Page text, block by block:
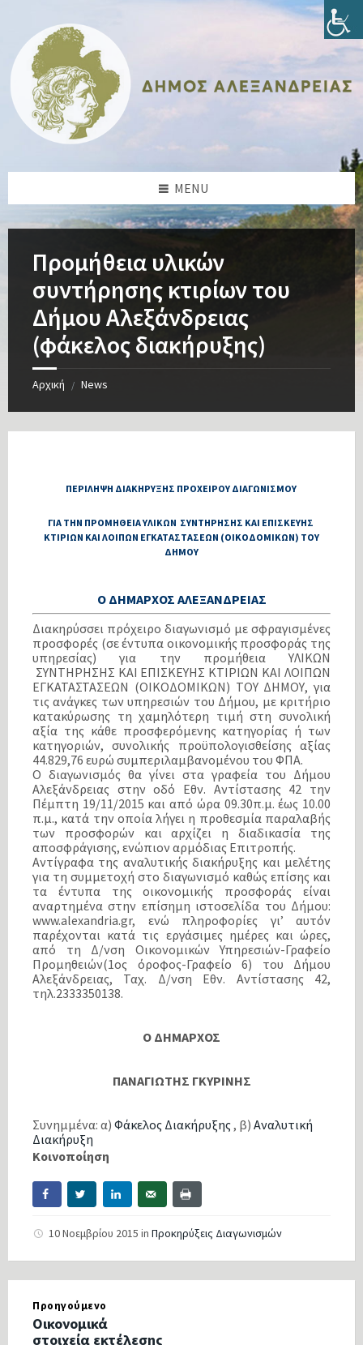
content
sidebar
sidebar
footer
MENU
Προμήθεια υλικών
συντήρησης κτιρίων του
Δήμου Αλεξάνδρειας
(φάκελος διακήρυξης)
Αρχική / News
ΠΕΡΙΛΗΨΗ ΔΙΑΚΗΡΥΞΗΣ ΠΡΟΧΕΙΡΟΥ ΔΙΑΓΩΝΙΣΜΟΥ
ΓΙΑ ΤΗΝ ΠΡΟΜΗΘΕΙΑ ΥΛΙΚΩΝ ΣΥΝΤΗΡΗΣΗΣ ΚΑΙ ΕΠΙΣΚΕΥΗΣ
ΚΤΙΡΙΩΝ ΚΑΙ ΛΟΙΠΩΝ ΕΓΚΑΤΑΣΤΑΣΕΩΝ (ΟΙΚΟΔΟΜΙΚΩΝ) ΤΟΥ
ΔΗΜΟΥ
Ο ΔΗΜΑΡΧΟΣ ΑΛΕΞΑΝΔΡΕΙΑΣ
Διακηρύσσει πρόχειρο διαγωνισμό με σφραγισμένες
προσφορές (σε έντυπα οικονομικής προσφοράς της
υπηρεσίας) για την προμήθεια ΥΛΙΚΩΝ
ΣΥΝΤΗΡΗΣΗΣ ΚΑΙ ΕΠΙΣΚΕΥΗΣ ΚΤΙΡΙΩΝ ΚΑΙ ΛΟΙΠΩΝ
ΕΓΚΑΤΑΣΤΑΣΕΩΝ (ΟΙΚΟΔΟΜΙΚΩΝ) ΤΟΥ ΔΗΜΟΥ, για
τις ανάγκες των υπηρεσιών του Δήμου, με κριτήριο
κατακύρωσης τη χαμηλότερη τιμή στη συνολική
αξία της κάθε προσφερόμενης κατηγορίας ή των
κατηγοριών, συνολικής προϋπολογισθείσης αξίας
44.829,76 ευρώ συμπεριλαμβανομένου του ΦΠΑ.
Ο διαγωνισμός θα γίνει στα γραφεία του Δήμου
Αλεξάνδρειας στην οδό Εθν. Αντίστασης 42 την
Πέμπτη 19/11/2015 και από ώρα 09.30π.μ. έως 10.00
π.μ., κατά την οποία λήγει η προθεσμία παραλαβής
των προσφορών και αρχίζει η διαδικασία της
αποσφράγισης, ενώπιον αρμόδιας Επιτροπής.
Αντίγραφα της αναλυτικής διακήρυξης και μελέτης
για τη συμμετοχή στο διαγωνισμό καθώς επίσης και
τα έντυπα της οικονομικής προσφοράς είναι
αναρτημένα στην επίσημη ιστοσελίδα του Δήμου:
www.alexandria.gr, ενώ πληροφορίες γι’ αυτόν
παρέχονται κατά τις εργάσιμες ημέρες και ώρες,
από τη Δ/νση Οικονομικών Υπηρεσιών-Γραφείο
Προμηθειών(1ος όροφος-Γραφείο 6) του Δήμου
Αλεξάνδρειας, Ταχ. Δ/νση Εθν. Αντίστασης 42,
τηλ.2333350138.
Ο ΔΗΜΑΡΧΟΣ
ΠΑΝΑΓΙΩΤΗΣ ΓΚΥΡΙΝΗΣ
Συνημμένα: α) Φάκελος Διακήρυξης, β) Αναλυτική
Διακήρυξη
Κοινοποίηση
10 Νοεμβρίου 2015 in Προκηρύξεις Διαγωνισμών
Προηγούμενο
Οικονομικά
στοιχεία εκτέλεσης